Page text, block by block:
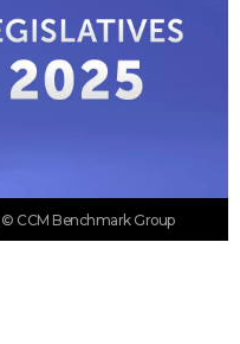
© CCM Benchmark Group